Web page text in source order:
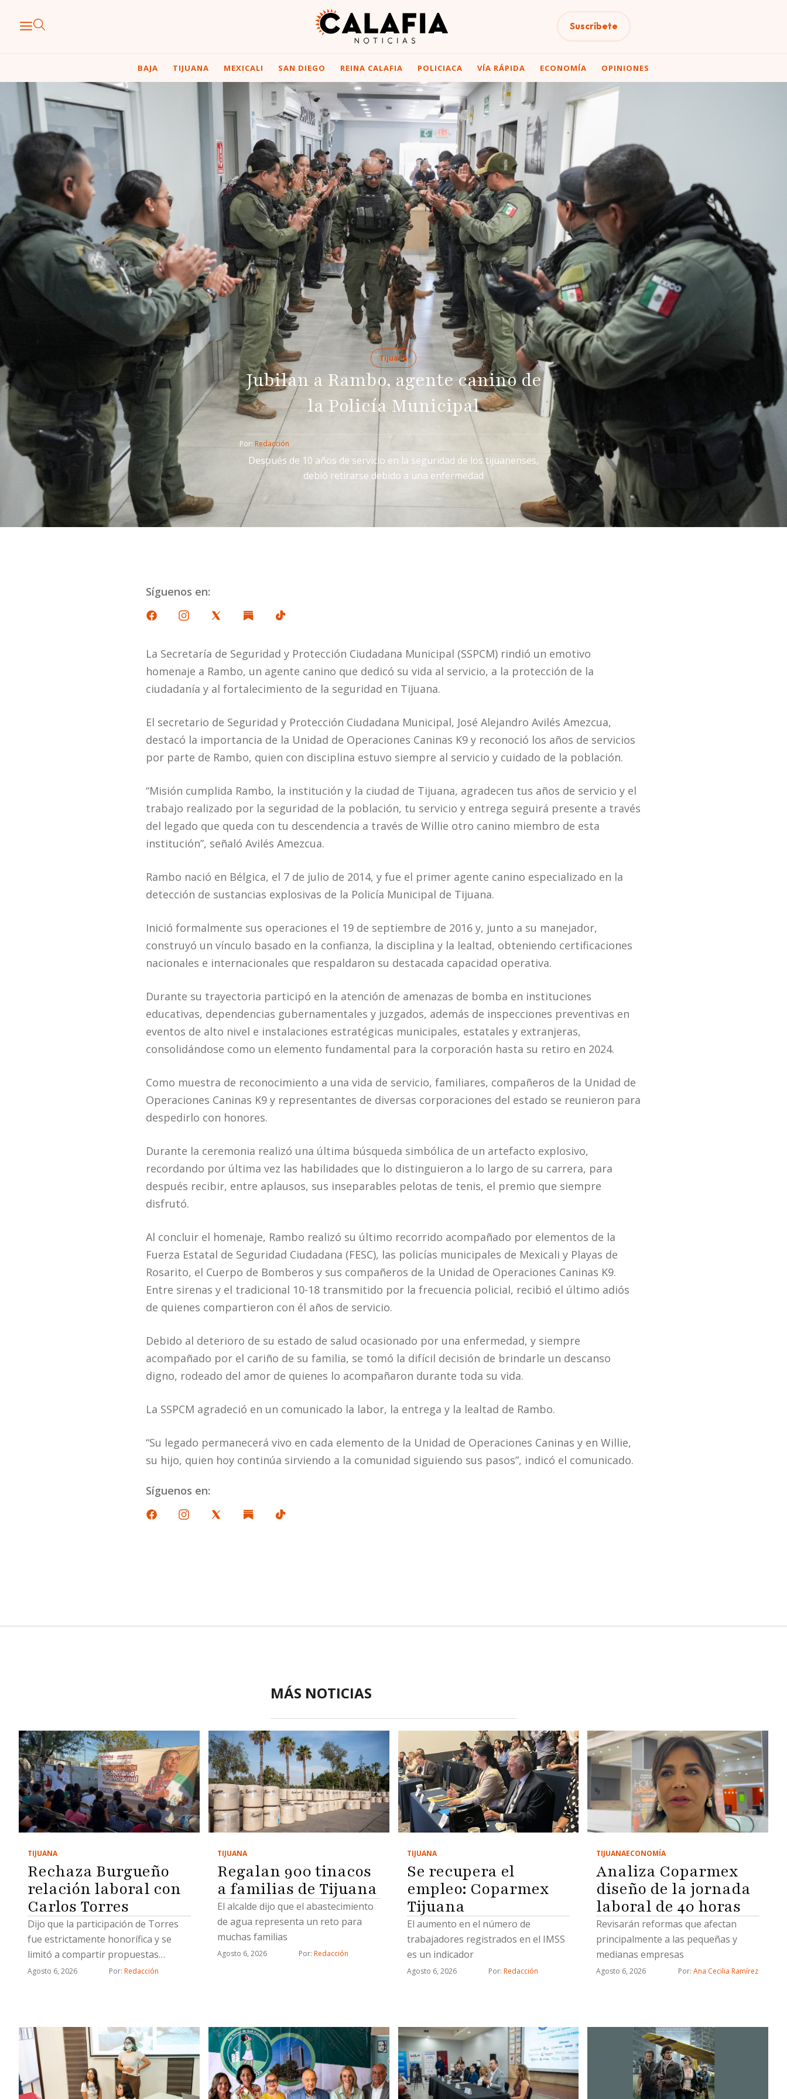
Suscríbete
BAJA TIJUANA MEXICALI SAN DIEGO REINA CALAFIA POLICIACA VÍA RÁPIDA ECONOMÍA OPINIONES
Tijuana
Jubilan a Rambo, agente canino de
la Policía Municipal
Por: Redacción
Después de 10 años de servicio en la seguridad de los tijuanenses,
debió retirarse debido a una enfermedad
Síguenos en:
La Secretaría de Seguridad y Protección Ciudadana Municipal (SSPCM) rindió un emotivo
homenaje a Rambo, un agente canino que dedicó su vida al servicio, a la protección de la
ciudadanía y al fortalecimiento de la seguridad en Tijuana.
El secretario de Seguridad y Protección Ciudadana Municipal, José Alejandro Avilés Amezcua,
destacó la importancia de la Unidad de Operaciones Caninas K9 y reconoció los años de servicios
por parte de Rambo, quien con disciplina estuvo siempre al servicio y cuidado de la población.
“Misión cumplida Rambo, la institución y la ciudad de Tijuana, agradecen tus años de servicio y el
trabajo realizado por la seguridad de la población, tu servicio y entrega seguirá presente a través
del legado que queda con tu descendencia a través de Willie otro canino miembro de esta
institución”, señaló Avilés Amezcua.
Rambo nació en Bélgica, el 7 de julio de 2014, y fue el primer agente canino especializado en la
detección de sustancias explosivas de la Policía Municipal de Tijuana.
Inició formalmente sus operaciones el 19 de septiembre de 2016 y, junto a su manejador,
construyó un vínculo basado en la confianza, la disciplina y la lealtad, obteniendo certificaciones
nacionales e internacionales que respaldaron su destacada capacidad operativa.
Durante su trayectoria participó en la atención de amenazas de bomba en instituciones
educativas, dependencias gubernamentales y juzgados, además de inspecciones preventivas en
eventos de alto nivel e instalaciones estratégicas municipales, estatales y extranjeras,
consolidándose como un elemento fundamental para la corporación hasta su retiro en 2024.
Como muestra de reconocimiento a una vida de servicio, familiares, compañeros de la Unidad de
Operaciones Caninas K9 y representantes de diversas corporaciones del estado se reunieron para
despedirlo con honores.
Durante la ceremonia realizó una última búsqueda simbólica de un artefacto explosivo,
recordando por última vez las habilidades que lo distinguieron a lo largo de su carrera, para
después recibir, entre aplausos, sus inseparables pelotas de tenis, el premio que siempre
disfrutó.
Al concluir el homenaje, Rambo realizó su último recorrido acompañado por elementos de la
Fuerza Estatal de Seguridad Ciudadana (FESC), las policías municipales de Mexicali y Playas de
Rosarito, el Cuerpo de Bomberos y sus compañeros de la Unidad de Operaciones Caninas K9.
Entre sirenas y el tradicional 10-18 transmitido por la frecuencia policial, recibió el último adiós
de quienes compartieron con él años de servicio.
Debido al deterioro de su estado de salud ocasionado por una enfermedad, y siempre
acompañado por el cariño de su familia, se tomó la difícil decisión de brindarle un descanso
digno, rodeado del amor de quienes lo acompañaron durante toda su vida.
La SSPCM agradeció en un comunicado la labor, la entrega y la lealtad de Rambo.
“Su legado permanecerá vivo en cada elemento de la Unidad de Operaciones Caninas y en Willie,
su hijo, quien hoy continúa sirviendo a la comunidad siguiendo sus pasos”, indicó el comunicado.
Síguenos en:
MÁS NOTICIAS
TIJUANA
Rechaza Burgueño
relación laboral con
Carlos Torres
Dijo que la participación de Torres
fue estrictamente honorífica y se
limitó a compartir propuestas
relacionadas con proyectos
Agosto 6, 2026 Por: Redacción
TIJUANA
Regalan 900 tinacos
a familias de Tijuana
El alcalde dijo que el abastecimiento
de agua representa un reto para
muchas familias
Agosto 6, 2026 Por: Redacción
TIJUANA
Se recupera el
empleo: Coparmex
Tijuana
El aumento en el número de
trabajadores registrados en el IMSS
es un indicador
Agosto 6, 2026 Por: Redacción
TIJUANAECONOMÍA
Analiza Coparmex
diseño de la jornada
laboral de 40 horas
Revisarán reformas que afectan
principalmente a las pequeñas y
medianas empresas
Agosto 6, 2026 Por: Ana Cecilia Ramírez